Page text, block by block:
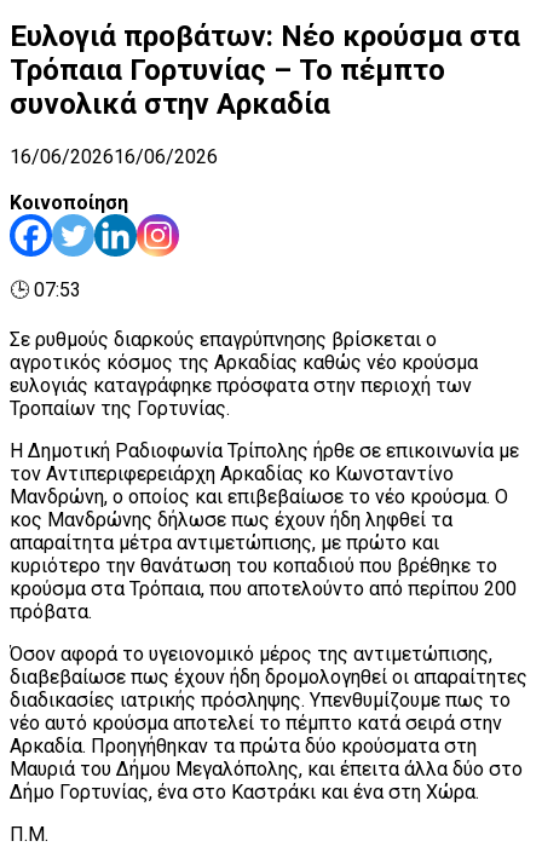
Ευλογιά προβάτων: Νέο κρούσμα στα
Τρόπαια Γορτυνίας – Το πέμπτο
συνολικά στην Αρκαδία
16/06/202616/06/2026
Κοινοποίηση
🕒 07:53
Σε ρυθμούς διαρκούς επαγρύπνησης βρίσκεται ο
αγροτικός κόσμος της Αρκαδίας καθώς νέο κρούσμα
ευλογιάς καταγράφηκε πρόσφατα στην περιοχή των
Τροπαίων της Γορτυνίας.
Η Δημοτική Ραδιοφωνία Τρίπολης ήρθε σε επικοινωνία με
τον Αντιπεριφερειάρχη Αρκαδίας κο Κωνσταντίνο
Μανδρώνη, ο οποίος και επιβεβαίωσε το νέο κρούσμα. Ο
κος Μανδρώνης δήλωσε πως έχουν ήδη ληφθεί τα
απαραίτητα μέτρα αντιμετώπισης, με πρώτο και
κυριότερο την θανάτωση του κοπαδιού που βρέθηκε το
κρούσμα στα Τρόπαια, που αποτελούντο από περίπου 200
πρόβατα.
Όσον αφορά το υγειονομικό μέρος της αντιμετώπισης,
διαβεβαίωσε πως έχουν ήδη δρομολογηθεί οι απαραίτητες
διαδικασίες ιατρικής πρόσληψης. Υπενθυμίζουμε πως το
νέο αυτό κρούσμα αποτελεί το πέμπτο κατά σειρά στην
Αρκαδία. Προηγήθηκαν τα πρώτα δύο κρούσματα στη
Μαυριά του Δήμου Μεγαλόπολης, και έπειτα άλλα δύο στο
Δήμο Γορτυνίας, ένα στο Καστράκι και ένα στη Χώρα.
Π.Μ.